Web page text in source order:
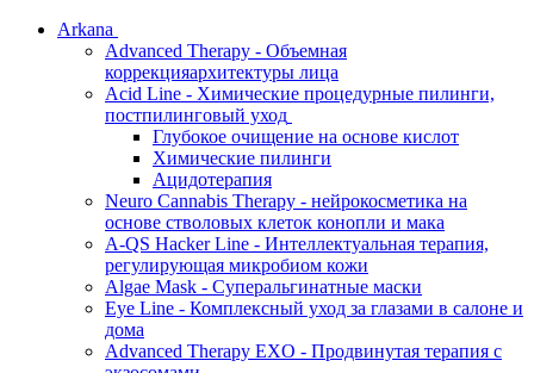
Arkana
Advanced Therapy - Объемная
коррекцияархитектуры лица
Acid Line - Химические процедурные пилинги,
постпилинговый уход
Глубокое очищение на основе кислот
Химические пилинги
Ацидотерапия
Neuro Cannabis Therapy - нейрокосметика на
основе стволовых клеток конопли и мака
A-QS Hacker Line - Интеллектуальная терапия,
регулирующая микробиом кожи
Algae Mask - Суперальгинатные маски
Eye Line - Комплексный уход за глазами в салоне и
дома
Advanced Therapy EXO - Продвинутая терапия с